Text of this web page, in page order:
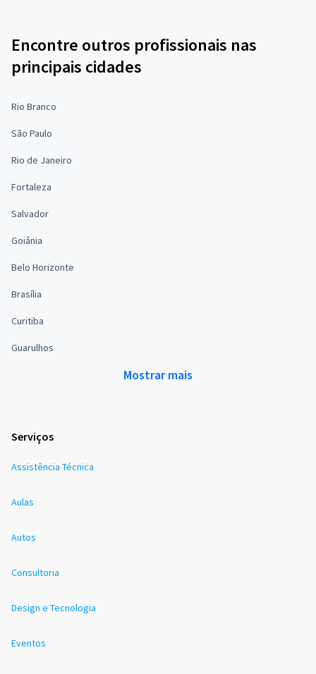
Encontre outros profissionais nas
principais cidades
Rio Branco
São Paulo
Rio de Janeiro
Fortaleza
Salvador
Goiânia
Belo Horizonte
Brasília
Curitiba
Guarulhos
Mostrar mais
Serviços
Assistência Técnica
Aulas
Autos
Consultoria
Design e Tecnologia
Eventos